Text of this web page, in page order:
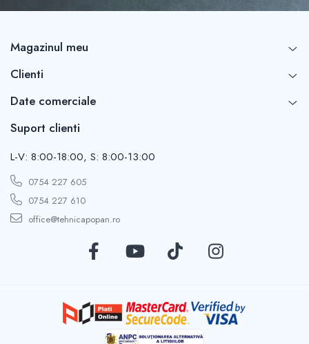
Magazinul meu
Clienti
Date comerciale
Suport clienti
L-V: 8:00-18:00, S: 8:00-13:00
0754 227 605
0754 227 610
office@tehnicapopan.ro